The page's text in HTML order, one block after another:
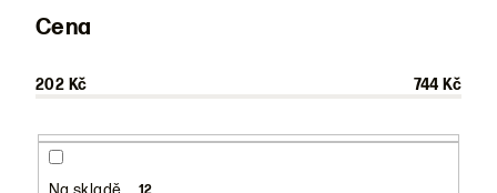
Cena
202 Kč 744 Kč